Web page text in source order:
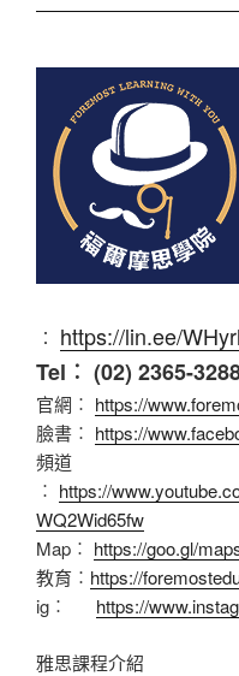
︰ https://lin.ee/
Tel︰ (02) 2365-
官網︰ https://
臉書︰ https://
頻道
︰ https://
WQ2Wid65fw
Map︰ https://goo.gl/
教育︰ https://
ig︰ https://
雅思課程介紹